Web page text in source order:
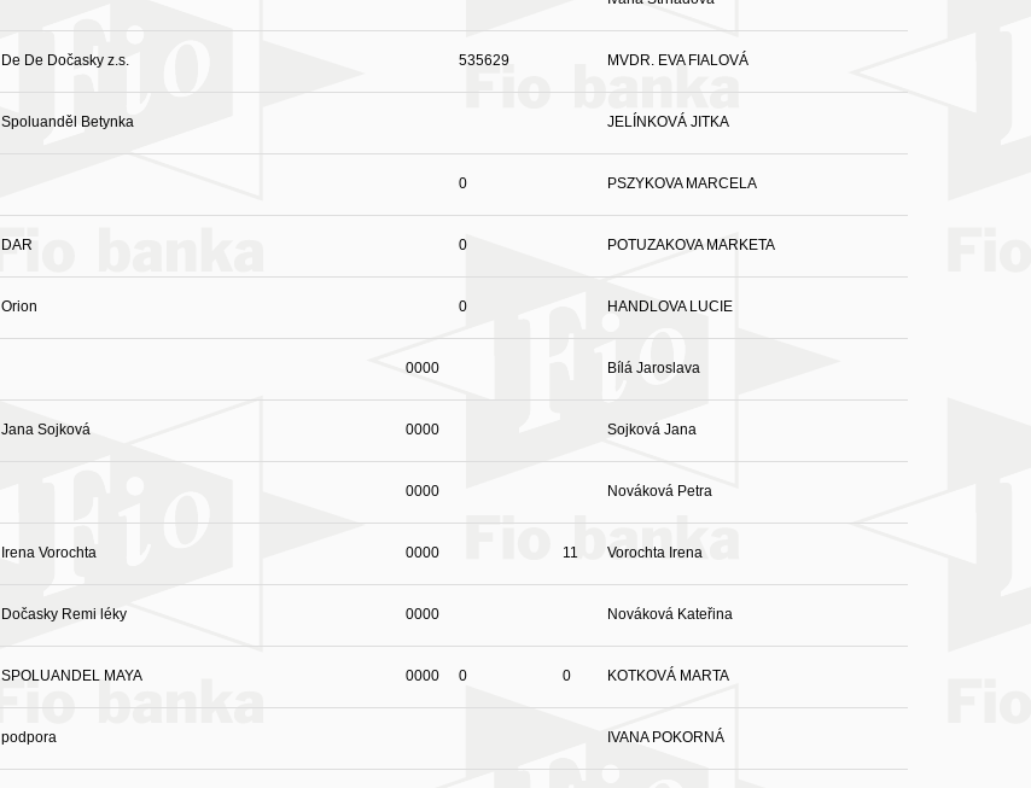
De De Dočasky z.s. 535629 MVDR. EVA FIALOVÁ
Spoluanděl Betynka JELÍNKOVÁ JITKA
0 PSZYKOVA MARCELA
DAR 0 POTUZAKOVA MARKETA
Orion 0 HANDLOVA LUCIE
0000 Bílá Jaroslava
Jana Sojková 0000 Sojková Jana
0000 Nováková Petra
Irena Vorochta 0000 11 Vorochta Irena
Dočasky Remi léky 0000 Nováková Kateřina
SPOLUANDEL MAYA 0000 0 0 KOTKOVÁ MARTA
podpora IVANA POKORNÁ